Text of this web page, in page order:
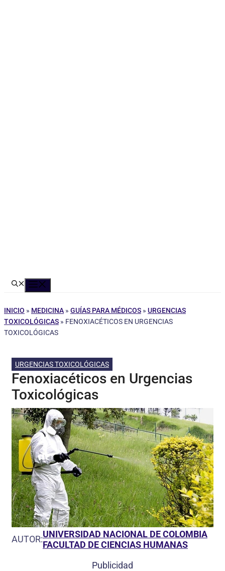
INICIO » MEDICINA » GUÍAS PARA MÉDICOS » URGENCIAS
TOXICOLÓGICAS » FENOXIACÉTICOS EN URGENCIAS
TOXICOLÓGICAS
URGENCIAS TOXICOLÓGICAS
Fenoxiacéticos en Urgencias
Toxicológicas
AUTOR:UNIVERSIDAD NACIONAL DE COLOMBIA
FACULTAD DE CIENCIAS HUMANAS
Publicidad